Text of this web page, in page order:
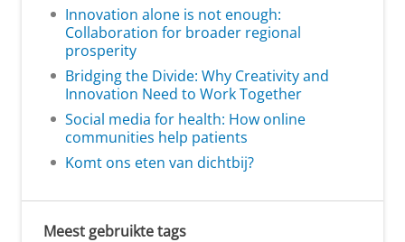
Innovation alone is not enough:
Collaboration for broader regional
prosperity
Bridging the Divide: Why Creativity and
Innovation Need to Work Together
Social media for health: How online
communities help patients
Komt ons eten van dichtbij?
Meest gebruikte tags